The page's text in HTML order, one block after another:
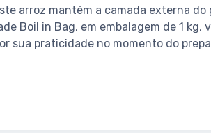
arroz mantém a camada externa do
Boil in Bag, em embalagem de 1
sua praticidade no momento do